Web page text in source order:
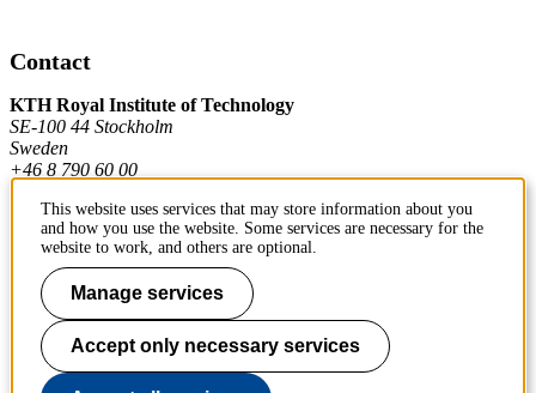
Contact
KTH Royal Institute of Technology
SE-100 44 Stockholm
Sweden
+46 8 790 60 00
Contact KTH
Work at KTH
Press and media
About KTH website
This website uses services that may store information about you
and how you use the website. Some services are necessary for the
website to work, and others are optional.
Manage services
Accept only necessary services